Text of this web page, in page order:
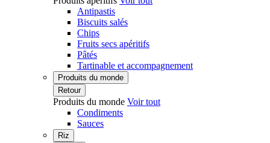
Antipastis
Biscuits salés
Chips
Fruits secs apéritifs
Pâtés
Tartinable et accompagnement
Produits du monde
Retour
Produits du monde Voir tout
Condiments
Sauces
Riz